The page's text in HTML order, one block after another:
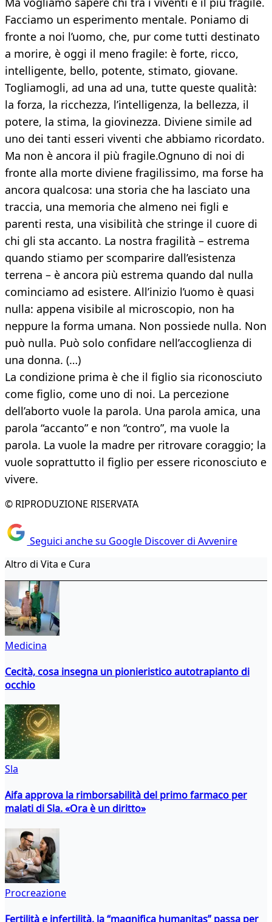
Facciamo un esperimento mentale. Poniamo di
fronte a noi l’uomo, che, pur come tutti destinato
a morire, è oggi il meno fragile: è forte, ricco,
intelligente, bello, potente, stimato, giovane.
Togliamogli, ad una ad una, tutte queste qualità:
la forza, la ricchezza, l’intelligenza, la bellezza, il
potere, la stima, la giovinezza. Diviene simile ad
uno dei tanti esseri viventi che abbiamo ricordato.
Ma non è ancora il più fragile.Ognuno di noi di
fronte alla morte diviene fragilissimo, ma forse ha
ancora qualcosa: una storia che ha lasciato una
traccia, una memoria che almeno nei figli e
parenti resta, una visibilità che stringe il cuore di
chi gli sta accanto. La nostra fragilità – estrema
quando stiamo per scomparire dall’esistenza
terrena – è ancora più estrema quando dal nulla
cominciamo ad esistere. All’inizio l’uomo è quasi
nulla: appena visibile al microscopio, non ha
neppure la forma umana. Non possiede nulla. Non
può nulla. Può solo confidare nell’accoglienza di
una donna. (…)
La condizione prima è che il figlio sia riconosciuto
come figlio, come uno di noi. La percezione
dell’aborto vuole la parola. Una parola amica, una
parola “accanto” e non “contro”, ma vuole la
parola. La vuole la madre per ritrovare coraggio; la
vuole soprattutto il figlio per essere riconosciuto e
vivere.
© RIPRODUZIONE RISERVATA
Seguici anche su Google Discover di Avvenire
Altro di Vita e Cura
Medicina
Cecità, cosa insegna un pionieristico autotrapianto di
occhio
Sla
Aifa approva la rimborsabilità del primo farmaco per
malati di Sla. «Ora è un diritto»
Procreazione
Fertilità e infertilità, la “magnifica humanitas” passa per